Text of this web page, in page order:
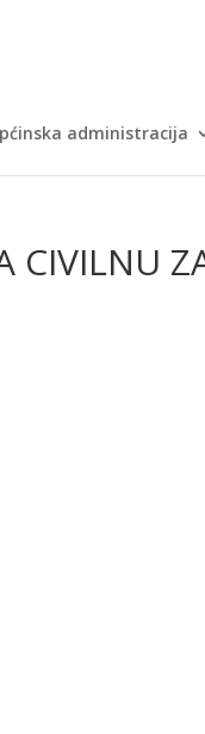
administracija
CIVILNU